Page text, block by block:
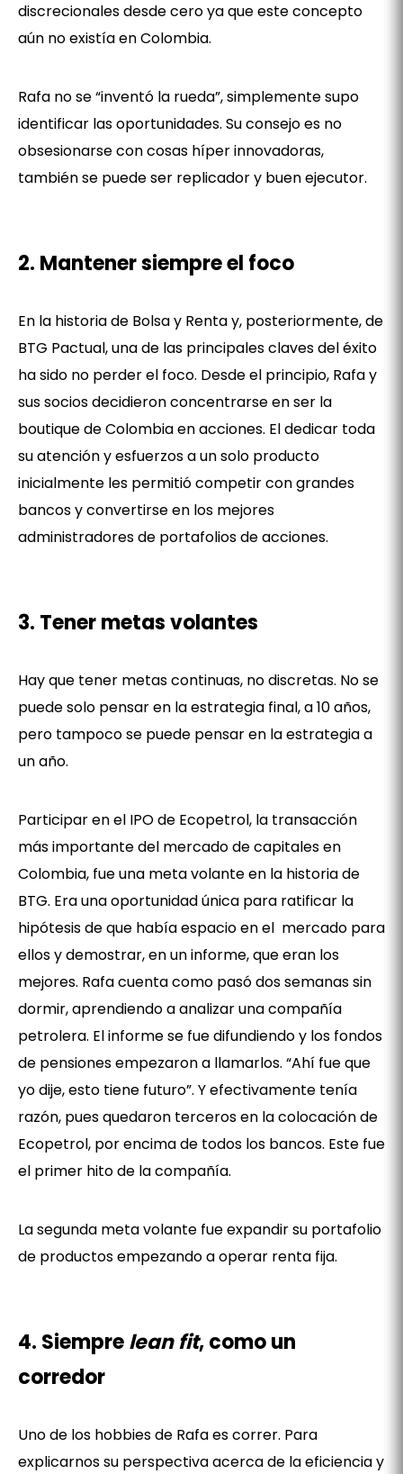
discrecionales desde cero ya que este concepto
aún no existía en Colombia.
Rafa no se “inventó la rueda”, simplemente supo
identificar las oportunidades. Su consejo es no
obsesionarse con cosas híper innovadoras,
también se puede ser replicador y buen ejecutor.
2. Mantener siempre el foco
En la historia de Bolsa y Renta y, posteriormente, de
BTG Pactual, una de las principales claves del éxito
ha sido no perder el foco. Desde el principio, Rafa y
sus socios decidieron concentrarse en ser la
boutique de Colombia en acciones. El dedicar toda
su atención y esfuerzos a un solo producto
inicialmente les permitió competir con grandes
bancos y convertirse en los mejores
administradores de portafolios de acciones.
3. Tener metas volantes
Hay que tener metas continuas, no discretas. No se
puede solo pensar en la estrategia final, a 10 años,
pero tampoco se puede pensar en la estrategia a
un año.
Participar en el IPO de Ecopetrol, la transacción
más importante del mercado de capitales en
Colombia, fue una meta volante en la historia de
BTG. Era una oportunidad única para ratificar la
hipótesis de que había espacio en el mercado para
ellos y demostrar, en un informe, que eran los
mejores. Rafa cuenta como pasó dos semanas sin
dormir, aprendiendo a analizar una compañía
petrolera. El informe se fue difundiendo y los fondos
de pensiones empezaron a llamarlos. “Ahí fue que
yo dije, esto tiene futuro”. Y efectivamente tenía
razón, pues quedaron terceros en la colocación de
Ecopetrol, por encima de todos los bancos. Este fue
el primer hito de la compañía.
La segunda meta volante fue expandir su portafolio
de productos empezando a operar renta fija.
4. Siemprelean fit, como un
corredor
Uno de los hobbies de Rafa es correr. Para
explicarnos su perspectiva acerca de la eficiencia y